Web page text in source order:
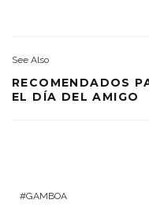
See Also
RECOMENDADOS
EL DÍA DEL AMIGO
GAMBOA